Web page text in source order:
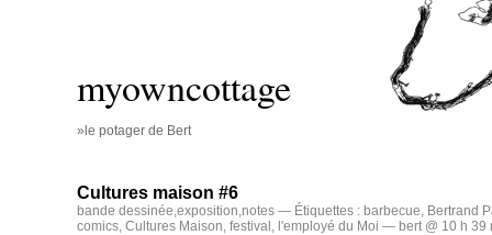
myowncottage
»le potager de Bert
Cultures maison #6
bande dessinée,exposition,notes — Étiquettes : barbecue, Bertrand
comics, Cultures Maison, festival , l'employé du Moi — bert @ 10 h 39